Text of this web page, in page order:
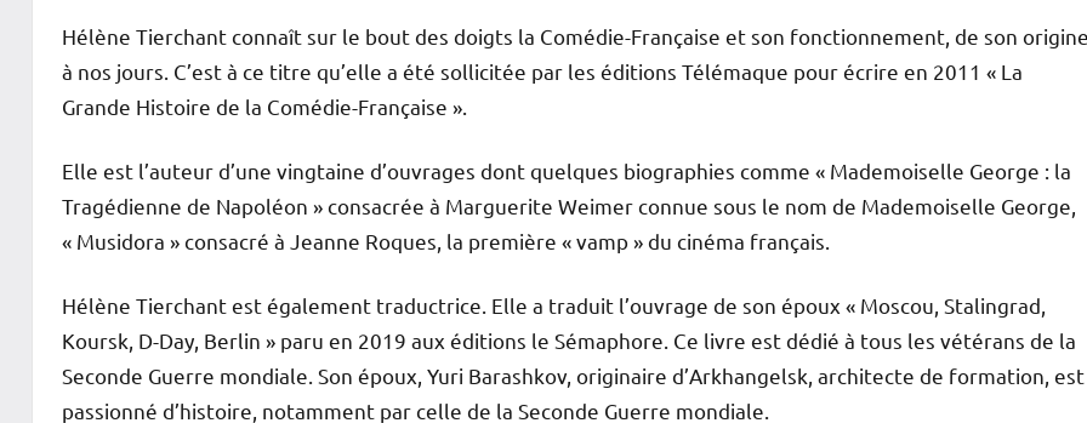
Hélène Tierchant connaît sur le bout des doigts la Comédie-Française et son fonctionnement, de son
à nos jours. C’est à ce titre qu’elle a été sollicitée par les éditions Télémaque pour écrire en 2011 « La
Grande Histoire de la Comédie-Française ».
Elle est l’auteur d’une vingtaine d’ouvrages dont quelques biographies comme « Mademoiselle George : la
Tragédienne de Napoléon » consacrée à Marguerite Weimer connue sous le nom de Mademoiselle George,
« Musidora » consacré à Jeanne Roques, la première « vamp » du cinéma français.
Hélène Tierchant est également traductrice. Elle a traduit l’ouvrage de son époux « Moscou, Stalingrad,
Koursk, D-Day, Berlin » paru en 2019 aux éditions le Sémaphore. Ce livre est dédié à tous les vétérans de la
Seconde Guerre mondiale. Son époux, Yuri Barashkov, originaire d’Arkhangelsk, architecte de formation, est
passionné d’histoire, notamment par celle de la Seconde Guerre mondiale.